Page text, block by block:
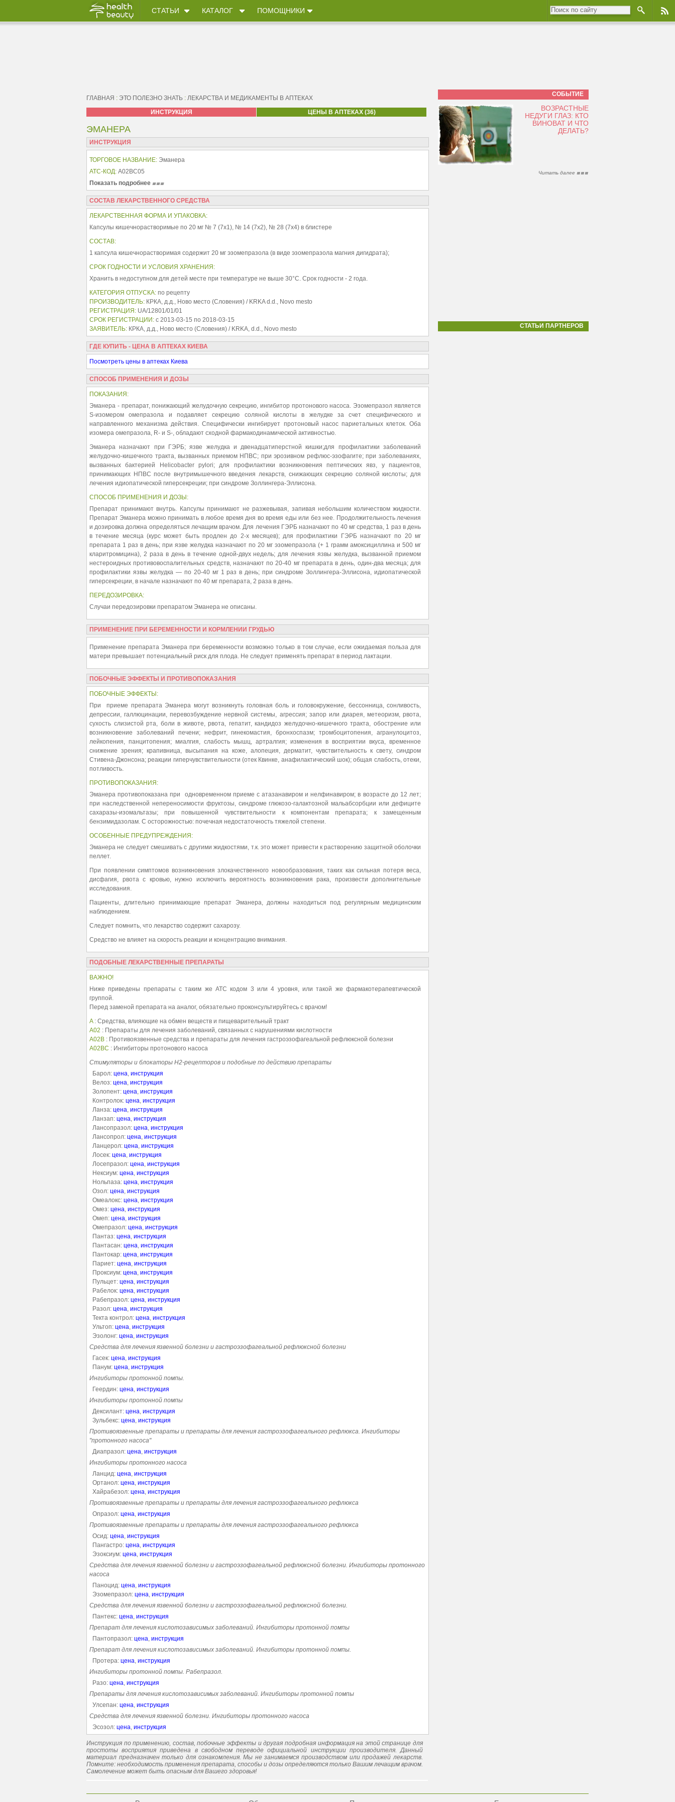
СТАТЬИ КАТАЛОГ ПОМОЩНИКИ
ГЛАВНАЯ : ЭТО ПОЛЕЗНО ЗНАТЬ : ЛЕКАРСТВА И МЕДИКАМЕНТЫ В АПТЕКАХ
ИНСТРУКЦИЯ
ЦЕНЫ В АПТЕКАХ (36)
ЭМАНЕРА
ИНСТРУКЦИЯ
ТОРГОВОЕ НАЗВАНИЕ: Эманера
АТС-КОД: A02BC05
Показать подробнее
СОСТАВ ЛЕКАРСТВЕННОГО СРЕДСТВА
ЛЕКАРСТВЕННАЯ ФОРМА И УПАКОВКА:
Капсулы кишечнорастворимые по 20 мг № 7 (7х1), № 14 (7х2), № 28 (7х4) в блистере
СОСТАВ:
1 капсула кишечнорастворимая содержит 20 мг эзомепразола (в виде эзомепразола магния дигидрата);
СРОК ГОДНОСТИ И УСЛОВИЯ ХРАНЕНИЯ:
Хранить в недоступном для детей месте при температуре не выше 30°С. Срок годности - 2 года.
КАТЕГОРИЯ ОТПУСКА: по рецепту
ПРОИЗВОДИТЕЛЬ: КРКА, д.д., Ново место (Словения) / KRKA d.d., Novo mesto
РЕГИСТРАЦИЯ: UA/12801/01/01
СРОК РЕГИСТРАЦИИ: с 2013-03-15 по 2018-03-15
ЗАЯВИТЕЛЬ: КРКА, д.д., Ново место (Словения) / KRKA, d.d., Novo mesto
ГДЕ КУПИТЬ - ЦЕНА В АПТЕКАХ КИЕВА
Посмотреть цены в аптеках Киева
СПОСОБ ПРИМЕНЕНИЯ И ДОЗЫ
ПОКАЗАНИЯ:
Эманера - препарат, понижающий желудочную секрецию, ингибитор протонового насоса. Эзомепразол является
S-изомером омепразола и подавляет секрецию соляной кислоты в желудке за счет специфического и
направленного механизма действия. Специфически ингибирует протоновый насос париетальных клеток. Оба
изомера омепразола, R- и S-, обладают сходной фармакодинамической активностью.
Эманера назначают при ГЭРБ; язве желудка и двенадцатиперстной кишки;для профилактики заболеваний
желудочно-кишечного тракта, вызванных приемом НПВС; при эрозивном рефлюс-эзофагите; при заболеваниях,
вызванных бактерией Helicobacter pylori; для профилактики возникновения пептических явз, у пациентов,
принимающих НПВС после внутримышечного введения лекарств, снижающих секрецию соляной кислоты; для
лечения идиопатической гиперсекреции; при синдроме Золлингера-Эллисона.
СПОСОБ ПРИМЕНЕНИЯ И ДОЗЫ:
Препарат принимают внутрь. Капсулы принимают не разжевывая, запивая небольшим количеством жидкости.
Препарат Эманера можно принимать в любое время дня во время еды или без нее. Продолжительность лечения
и дозировка должна определяться лечащим врачом. Для лечения ГЭРБ назначают по 40 мг средства, 1 раз в день
в течение месяца (курс может быть продлен до 2-х месяцев); для профилактики ГЭРБ назначают по 20 мг
препарата 1 раз в день; при язве желудка назначают по 20 мг эзомепразола (+ 1 грамм амоксициллина и 500 мг
кларитромицина), 2 раза в день в течение одной-двух недель; для лечения язвы желудка, вызванной приемом
нестероидных противовоспалительных средств, назначают по 20-40 мг препарата в день, один-два месяца; для
профилактики язвы желудка — по 20-40 мг 1 раз в день; при синдроме Золлингера-Эллисона, идиопатической
гиперсекреции, в начале назначают по 40 мг препарата, 2 раза в день.
ПЕРЕДОЗИРОВКА:
Случаи передозировки препаратом Эманера не описаны.
ПРИМЕНЕНИЕ ПРИ БЕРЕМЕННОСТИ И КОРМЛЕНИИ ГРУДЬЮ
Применение препарата Эманера при беременности возможно только в том случае, если ожидаемая польза для
матери превышает потенциальный риск для плода. Не следует применять препарат в период лактации.
ПОБОЧНЫЕ ЭФФЕКТЫ И ПРОТИВОПОКАЗАНИЯ
ПОБОЧНЫЕ ЭФФЕКТЫ:
При приеме препарата Эманера могут возникнуть головная боль и головокружение, бессонница, сонливость,
депрессии, галлюцинации, перевозбуждение нервной системы, агрессия; запор или диарея, метеоризм, рвота,
сухость слизистой рта, боли в животе, рвота, гепатит, кандидоз желудочно-кишечного тракта, обострение или
возникновение заболеваний печени; нефрит, гинекомастия, бронхоспазм; тромбоцитопения, агранулоцитоз,
лейкопения, панцитопения; миалгия, слабость мышц, артралгия; изменения в восприятии вкуса, временное
снижение зрения; крапивница, высыпания на коже, алопеция, дерматит, чувствительность к свету, синдром
Стивена-Джонсона; реакции гиперчувствительности (отек Квинке, анафилактический шок); общая слабость, отеки,
потливость.
ПРОТИВОПОКАЗАНИЯ:
Эманера противопоказана при одновременном приеме с атазанавиром и нелфинавиром; в возрасте до 12 лет;
при наследственной непереносимости фруктозы, синдроме глюкозо-галактозной мальабсорбции или дефиците
сахаразы-изомальтазы; при повышенной чувствительности к компонентам препарата; к замещенным
бензимидазолам. С осторожностью: почечная недостаточность тяжелой степени.
ОСОБЕННЫЕ ПРЕДУПРЕЖДЕНИЯ:
Эманера не следует смешивать с другими жидкостями, т.к. это может привести к растворению защитной оболочки
пеллет.
При появлении симптомов возникновения злокачественного новообразования, таких как сильная потеря веса,
дисфагия, рвота с кровью, нужно исключить вероятность возникновения рака, произвести дополнительные
исследования.
Пациенты, длительно принимающие препарат Эманера, должны находиться под регулярным медицинским
наблюдением.
Следует помнить, что лекарство содержит сахарозу.
Средство не влияет на скорость реакции и концентрацию внимания.
ПОДОБНЫЕ ЛЕКАРСТВЕННЫЕ ПРЕПАРАТЫ
ВАЖНО!
Ниже приведены препараты с таким же АТС кодом 3 или 4 уровня, или такой же фармакотерапевтической
группой.
Перед заменой препарата на аналог, обязательно проконсультируйтесь с врачом!
A: Средства, влияющие на обмен веществ и пищеварительный тракт
A02 : Препараты для лечения заболеваний, связанных с нарушениями кислотности
A02B : Противоязвенные средства и препараты для лечения гастроэзофагеальной рефлюксной болезни
A02BC : Ингибиторы протонового насоса
Стимуляторы и блокаторы Н2-рецепторов и подобные по действию препараты
Барол: цена, инструкция
Велоз: цена, инструкция
Золопент: цена, инструкция
Контролок: цена, инструкция
Ланза: цена, инструкция
Ланзап: цена, инструкция
Лансопразол: цена, инструкция
Лансопрол: цена, инструкция
Ланцерол: цена, инструкция
Лосек: цена, инструкция
Лосепразол: цена, инструкция
Нексиум: цена, инструкция
Нольпаза: цена, инструкция
Озол: цена, инструкция
Омеалокс: цена, инструкция
Омез: цена, инструкция
Омеп: цена, инструкция
Омепразол: цена, инструкция
Пантаз: цена, инструкция
Пантасан: цена, инструкция
Пантокар: цена, инструкция
Париет: цена, инструкция
Проксиум: цена, инструкция
Пульцет: цена, инструкция
Рабелок: цена, инструкция
Рабепразол: цена, инструкция
Разол: цена, инструкция
Текта контрол: цена, инструкция
Ультоп: цена, инструкция
Эзолонг: цена, инструкция
Средства для лечения язвенной болезни и гастроэзофагеальной рефлюксной болезни
Гасек: цена, инструкция
Панум: цена, инструкция
Ингибиторы протонной помпы.
Геердин: цена, инструкция
Ингибиторы протонной помпы
Дексилант: цена, инструкция
Зульбекс: цена, инструкция
Противоязвенные препараты и препараты для лечения гастроэзофагеального рефлюкса. Ингибиторы
"протонного насоса"
Диапразол: цена, инструкция
Ингибиторы протонного насоса
Ланцид: цена, инструкция
Ортанол: цена, инструкция
Хайрабезол: цена, инструкция
Противоязвенные препараты и препараты для лечения гастроэзофагеального рефлюкса
Опразол: цена, инструкция
Противоязвенные препараты и препараты для лечения гастроэзофагеального рефлюкса
Осид: цена, инструкция
Пангастро: цена, инструкция
Эзоксиум: цена, инструкция
Средства для лечения язвенной болезни и гастроэзофагеальной рефлюксной болезни. Ингибиторы протонного
насоса
Паноцид: цена, инструкция
Эзомепразол: цена, инструкция
Средства для лечения язвенной болезни и гастроэзофагеальной рефлюксной болезни.
Пантекс: цена, инструкция
Препарат для лечения кислотозависимых заболеваний. Ингибиторы протонной помпы
Пантопразол: цена, инструкция
Препарат для лечения кислотозависимых заболеваний. Ингибиторы протонной помпы.
Протера: цена, инструкция
Ингибиторы протонной помпы. Рабепразол.
Разо: цена, инструкция
Препараты для лечения кислотозависимых заболеваний. Ингибиторы протонной помпы
Улсепан: цена, инструкция
Средства для лечения язвенной болезни. Ингибиторы протонного насоса
Эсозол: цена, инструкция
Инструкция по применению, состав, побочные эффекты и другая подробная информация на этой странице для
простоты восприятия приведена в свободном переводе официальной инструкции производителя. Данный
материал предназначен только для ознакомления. Мы не занимаемся производством или продажей лекарств.
Помните: необходимость применения препарата, способы и дозы определяются только Вашим лечащим врачом.
Самолечение может быть опасным для Вашего здоровья!
СОБЫТИЕ
ВОЗРАСТНЫЕ
НЕДУГИ ГЛАЗ: КТО
ВИНОВАТ И ЧТО
ДЕЛАТЬ?
Читать далее
СТАТЬИ ПАРТНЕРОВ